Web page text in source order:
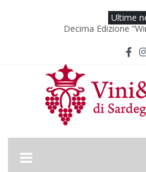
Ultime
Decima Edizione
Nona Edizione “Wine
Wine & Sardinia –